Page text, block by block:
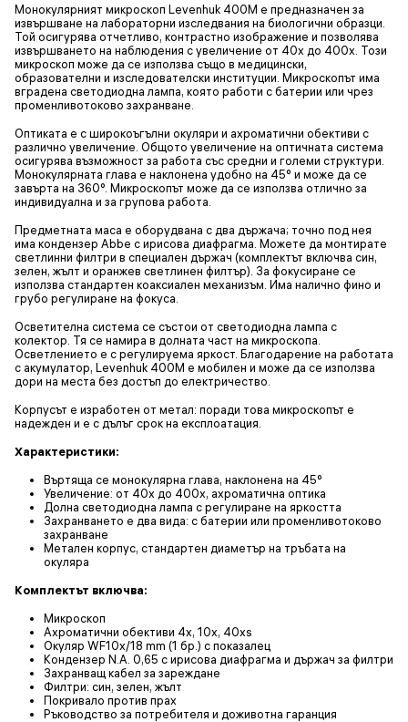
Монокулярният микроскоп Levenhuk 400M е предназначен за
извършване на лабораторни изследвания на биологични образци.
Той осигурява отчетливо, контрастно изображение и позволява
извършването на наблюдения с увеличение от 40x до 400x. Този
микроскоп може да се използва също в медицински,
образователни и изследователски институции. Микроскопът има
вградена светодиодна лампа, която работи с батерии или чрез
променливотоково захранване.
Оптиката е с широкоъгълни окуляри и ахроматични обективи с
различно увеличение. Общото увеличение на оптичната система
осигурява възможност за работа със средни и големи структури.
Монокулярната глава е наклонена удобно на 45° и може да се
завърта на 360°. Микроскопът може да се използва отлично за
индивидуална и за групова работа.
Предметната маса е оборудвана с два държача; точно под нея
има кондензер Abbe с ирисова диафрагма. Можете да монтирате
светлинни филтри в специален държач (комплектът включва син,
зелен, жълт и оранжев светлинен филтър). За фокусиране се
използва стандартен коаксиален механизъм. Има налично фино и
грубо регулиране на фокуса.
Осветителна система се състои от светодиодна лампа с
колектор. Тя се намира в долната част на микроскопа.
Осветлението е с регулируема яркост. Благодарение на работата
с акумулатор, Levenhuk 400M е мобилен и може да се използва
дори на места без достъп до електричество.
Корпусът е изработен от метал: поради това микроскопът е
надежден и е с дълъг срок на експлоатация.
Характеристики:
Въртяща се монокулярна глава, наклонена на 45°
Увеличение: от 40x до 400x, ахроматична оптика
Долна светодиодна лампа с регулиране на яркостта
Захранването е два вида: с батерии или променливотоково
захранване
Метален корпус, стандартен диаметър на тръбата на
окуляра
Комплектът включва:
Микроскоп
Ахроматични обективи 4х, 10x, 40xs
Окуляр WF10x/18 mm (1 бр.) с показалец
Кондензер N.A. 0,65 с ирисова диафрагма и държач за филтри
Захранващ кабел за зареждане
Филтри: син, зелен, жълт
Покривало против прах
Ръководство за потребителя и доживотна гаранция